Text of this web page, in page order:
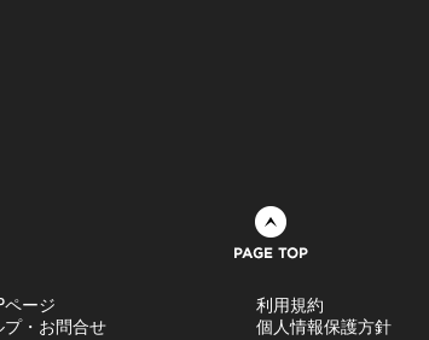
ページ
プ・お問合せ
利用規約
個人情報保護方針